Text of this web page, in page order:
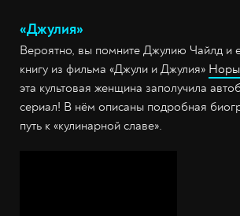
«Джулия»
Вероятно, вы помните Джулию Чайлд и
книгу из фильма «Джули и Джулия»
эта культовая женщина заполучила
сериал! В нём описаны подробная
путь к «кулинарной славе».